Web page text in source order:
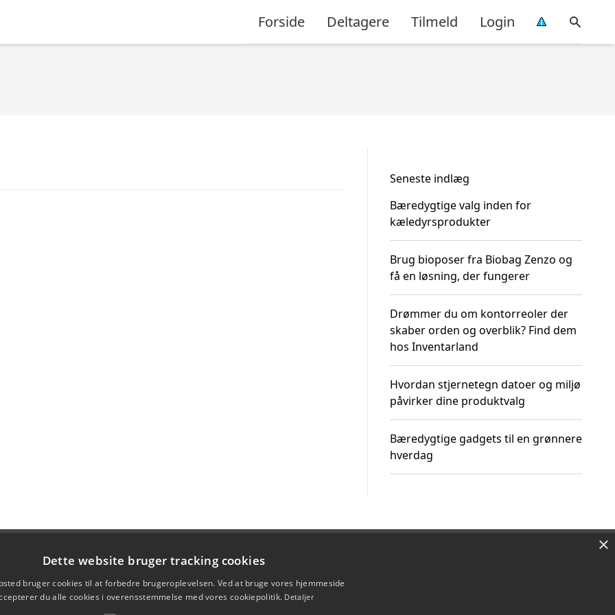
Forside Deltagere Tilmeld Login
Seneste indlæg
Bæredygtige valg inden for
kæledyrsprodukter
Brug bioposer fra Biobag Zenzo og
få en løsning, der fungerer
Drømmer du om kontorreoler der
skaber orden og overblik? Find dem
hos Inventarland
Hvordan stjernetegn datoer og miljø
påvirker dine produktvalg
Bæredygtige gadgets til en grønnere
hverdag
×
Dette website bruger tracking cookies
bruger cookies til at forbedre brugeroplevelsen. Ved at bruge vores hjemmeside
du alle cookies i overensstemmelse med vores cookiepolitik. Detaljer